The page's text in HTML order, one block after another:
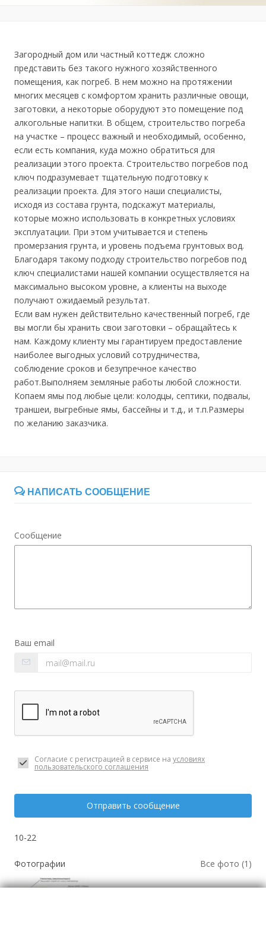
Загородный дом или частный коттедж сложно
представить без такого нужного хозяйственного
помещения, как погреб. В нем можно на протяжении
многих месяцев с комфортом хранить различные овощи,
заготовки, а некоторые оборудуют это помещение под
алкогольные напитки. В общем, строительство погреба
на участке – процесс важный и необходимый, особенно,
если есть компания, куда можно обратиться для
реализации этого проекта. Строительство погребов под
ключ подразумевает тщательную подготовку к
реализации проекта. Для этого наши специалисты,
исходя из состава грунта, подскажут материалы,
которые можно использовать в конкретных условиях
эксплуатации. При этом учитывается и степень
промерзания грунта, и уровень подъема грунтовых вод.
Благодаря такому подходу строительство погребов под
ключ специалистами нашей компании осуществляется на
максимально высоком уровне, а клиенты на выходе
получают ожидаемый результат.
Если вам нужен действительно качественный погреб, где
вы могли бы хранить свои заготовки – обращайтесь к
нам. Каждому клиенту мы гарантируем предоставление
наиболее выгодных условий сотрудничества,
соблюдение сроков и безупречное качество
работ.Выполняем земляные работы любой сложности.
Копаем ямы под любые цели: колодцы, септики, подвалы,
траншеи, выгребные ямы, бассейны и т.д., и т.п.Размеры
по желанию заказчика.
НАПИСАТЬ СООБЩЕНИЕ
Сообщение
Ваш email
Согласие с регистрацией в сервисе на условиях
пользовательского соглашения
Отправить сообщение
10-22
Фотографии Все фото (1)